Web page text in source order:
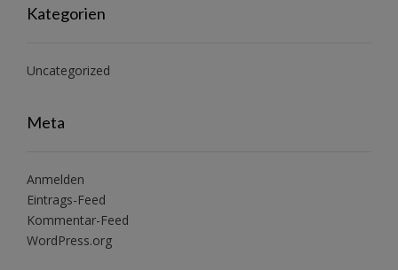
Kategorien
Uncategorized
Meta
Anmelden
Eintrags-Feed
Kommentar-Feed
WordPress.org